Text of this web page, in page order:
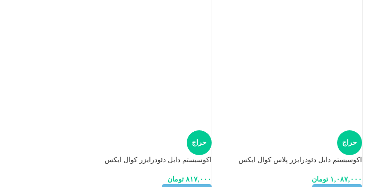
حراج
اکوسیستم دابل دئودرایزر پلاس کوال ایکس
۱,۰۸۷,۰۰۰ تومان
حراج
اکوسیستم دابل دئودرایزر کوال ایکس
۸۱۷,۰۰۰ تومان